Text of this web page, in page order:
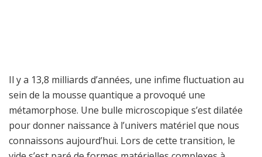
Il y a 13,8 milliards d’années, une infime fluctuation au
sein de la mousse quantique a provoqué une
métamorphose. Une bulle microscopique s’est dilatée
pour donner naissance à l’univers matériel que nous
connaissons aujourd’hui. Lors de cette transition, le